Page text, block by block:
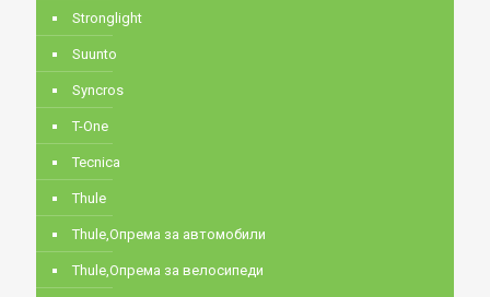
Stronglight
Suunto
Syncros
T-One
Tecnica
Thule
Thule,Опрема за автомобили
Thule,Опрема за велосипеди